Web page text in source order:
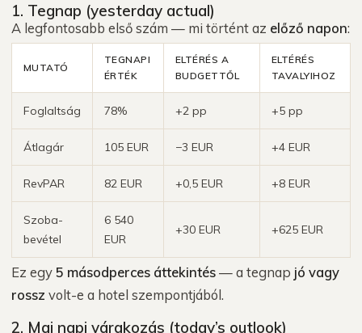
1. Tegnap (yesterday actual)
A legfontosabb első szám — mi történt az előző napon:
MUTATÓ
TEGNAPI
ÉRTÉK
ELTÉRÉS A
BUDGETTŐL
ELTÉRÉS
TAVALYIHOZ
Foglaltság 78% +2 pp +5 pp
Átlagár 105 EUR −3 EUR +4 EUR
RevPAR 82 EUR +0,5 EUR +8 EUR
Szoba-
bevétel
6 540
EUR
+30 EUR +625 EUR
Ez egy5 másodperces áttekintés— a tegnap jó vagy
rossz volt-e a hotel szempontjából.
2. Mai napi várakozás (today’s outlook)